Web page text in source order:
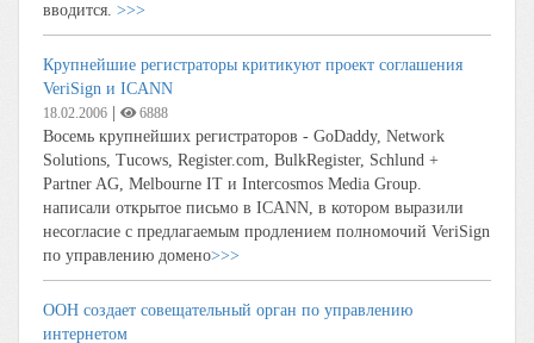
вводится. >>>
Крупнейшие регистраторы критикуют проект соглашения
VeriSign и ICANN
18.02.2006 6888
Восемь крупнейших регистраторов - GoDaddy, Network
Solutions, Tucows, Register.com, BulkRegister, Schlund +
Partner AG, Melbourne IT и Intercosmos Media Group.
написали открытое письмо в ICANN, в котором выразили
несогласие с предлагаемым продлением полномочий VeriSign
по управлению домено>>>
ООН создает совещательный орган по управлению
интернетом